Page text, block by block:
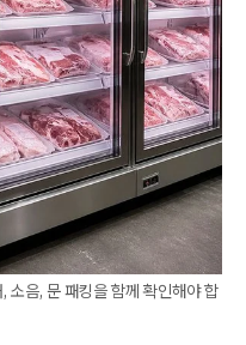
소음, 문 패킹을 함께 확인해야 합